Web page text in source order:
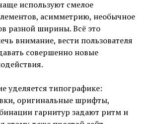
используют смелое
асимметрию, необычное
разной ширины. Всё это
внимание, вести пользователя
совершенно новые
уделяется типографике:
оригинальные шрифты,
гарнитур задают ритм и